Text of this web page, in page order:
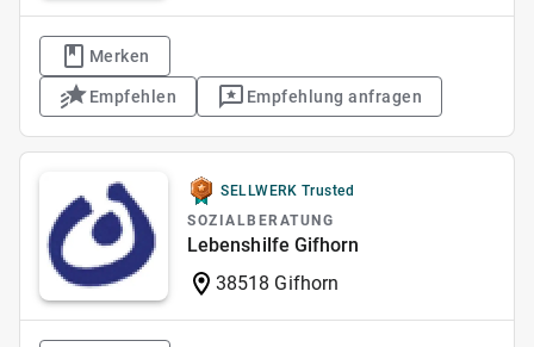
Merken
Empfehlen Empfehlung anfragen
SELLWERK Trusted
SOZIALBERATUNG
Lebenshilfe Gifhorn
38518 Gifhorn